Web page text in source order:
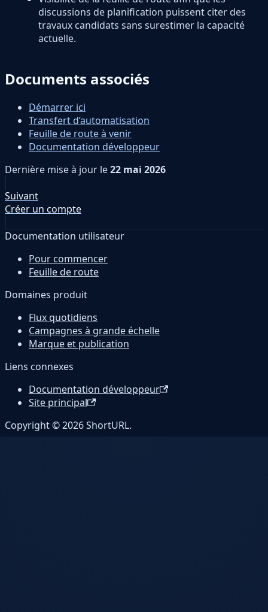
discussions de planification puissent citer des
travaux candidats sans surestimer la capacité
actuelle.
Documents associés
Démarrer ici
Transfert d’automatisation
Feuille de route à venir
Documentation développeur
Dernière mise à jour le22 mai 2026
Suivant
Créer un compte
Documentation utilisateur
Pour commencer
Feuille de route
Domaines produit
Flux quotidiens
Campagnes à grande échelle
Marque et publication
Liens connexes
Documentation développeur
Site principal
Copyright © 2026 ShortURL.